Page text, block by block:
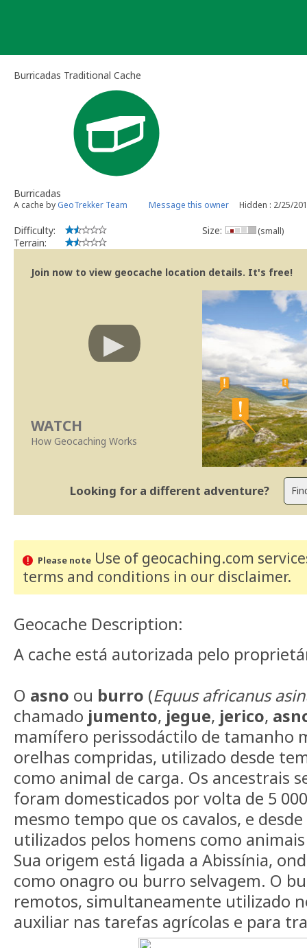
Burricadas Traditional Cache
Burricadas
A cache by GeoTrekker Team Message this owner Hidden : 2/25/
Difficulty:
Terrain:
Size: (small)
Join now to view geocache location details. It's free!
WATCH
How Geocaching Works
Looking for a different adventure?
Please noteUse of geocaching.com
terms and conditions in our disclaimer.
Geocache Description:
A cache está autorizada pelo
O asno ou burro (Equus africanus
chamado jumento, jegue, jerico,
mamífero perissodáctilo de tamanho
orelhas compridas, utilizado desde
como animal de carga. Os ancestrais
foram domesticados por volta de 5
mesmo tempo que os cavalos, e
utilizados pelos homens como
Sua origem está ligada a Abissínia,
como onagro ou burro selvagem. O
remotos, simultaneamente utilizado
auxiliar nas tarefas agrícolas e para